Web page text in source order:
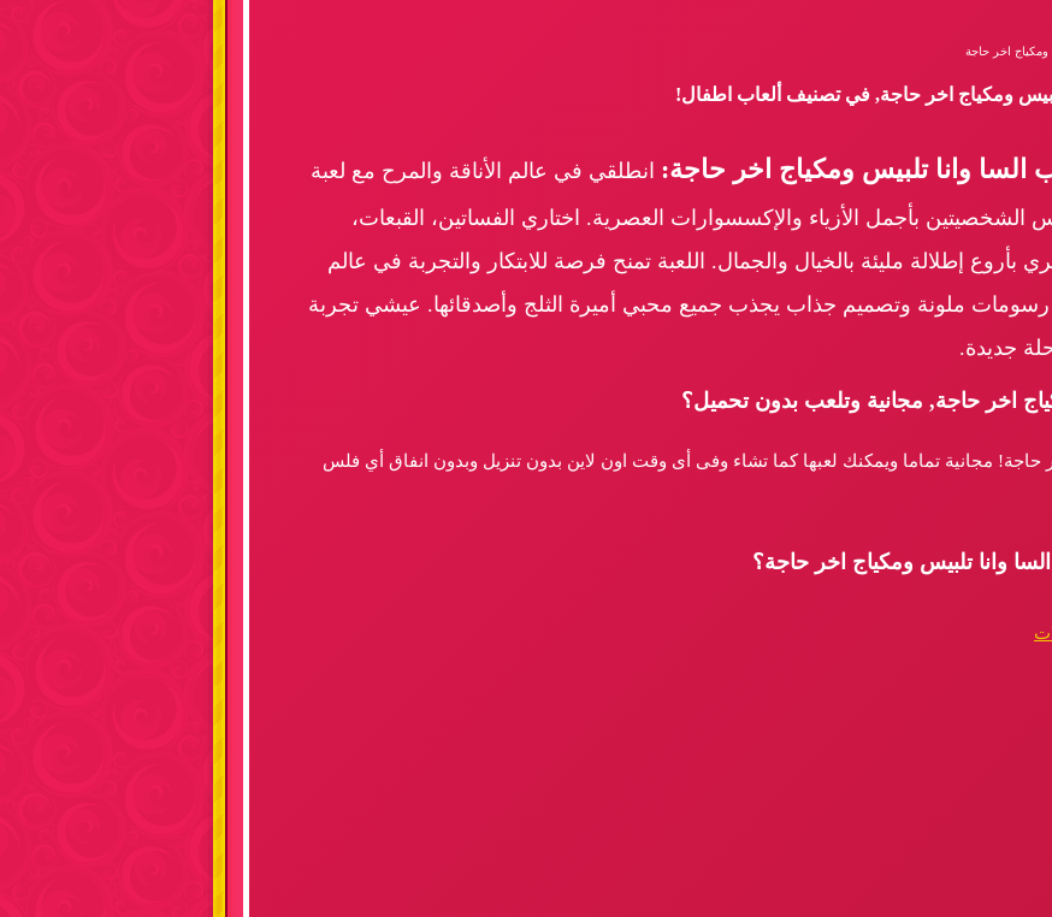
ومكياج اخر حاجة
تلبيس ومكياج اخر حاجة, في تصنيف ألعاب اطفال!
السا وانا تلبيس ومكياج اخر حاجة: انطلقي في عالم الأناقة والمرح مع لعبة
الشخصيتين بأجمل الأزياء والإكسسوارات العصرية. اختاري الفساتين، القبعات،
بأروع إطلالة مليئة بالخيال والجمال. اللعبة تمنح فرصة للابتكار والتجربة في عالم
رسومات ملونة وتصميم جذاب يجذب جميع محبي أميرة الثلج وأصدقائها. عيشي تجربة
جديدة.
اخر حاجة, مجانية وتلعب بدون تحميل؟
حاجة! مجانية تماما ويمكنك لعبها كما تشاء وفى أى وقت اون لاين بدون تنزيل وبدون انفاق أي فلس
وانا تلبيس ومكياج اخر حاجة؟